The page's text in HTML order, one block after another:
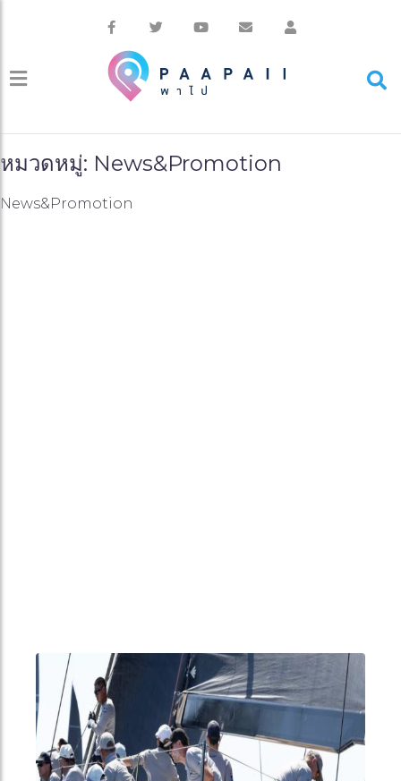
หมวดหมู่: News&Promotion
News&Promotion